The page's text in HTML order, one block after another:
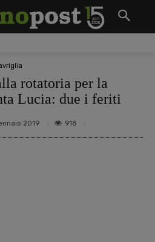
rotatoria per la
Lucia: due i feriti
2019 918